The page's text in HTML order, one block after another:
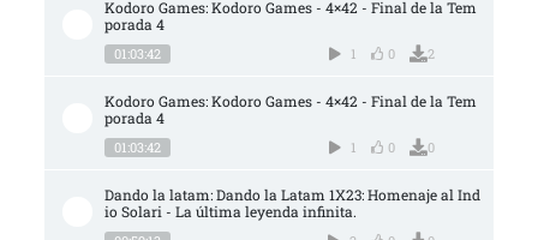
Kodoro Games: Kodoro Games - 4×42 - Final de la Tem
porada 4
01:03:42 1 0 2
Kodoro Games: Kodoro Games - 4×42 - Final de la Tem
porada 4
01:03:42 1 0 0
Dando la latam: Dando la Latam 1X23: Homenaje al Ind
io Solari - La última leyenda infinita.